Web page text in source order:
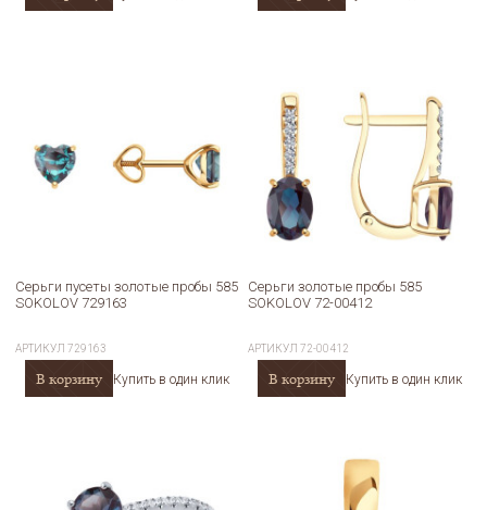
Серьги пусеты золотые пробы 585
SOKOLOV 729163
АРТИКУЛ729163
В корзину Купить в один клик
Серьги золотые пробы 585
SOKOLOV 72-00412
АРТИКУЛ72-00412
В корзину Купить в один клик